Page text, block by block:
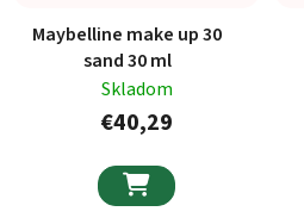
Maybelline make up 30
sand 30 ml
Skladom
€40,29
